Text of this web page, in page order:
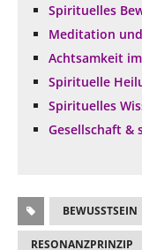
Spirituelles
Meditation
Achtsamkeit
Spirituelle
Spirituelles
Gesellschaft &
BEWUSSTSEIN
RESONANZPRINZIP